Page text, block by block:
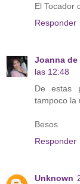
El Tocador
Responder
Joanna de
las 12:48
De estas
tampoco la
Besos
Responder
Unknown